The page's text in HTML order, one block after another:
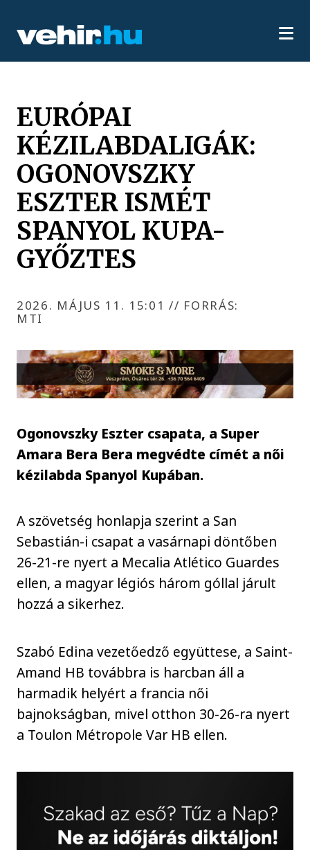
EURÓPAI
KÉZILABDALIGÁK:
OGONOVSZKY
ESZTER ISMÉT
SPANYOL KUPA-
GYŐZTES
2026. MÁJUS 11. 15:01// FORRÁS:
MTI
Ogonovszky Eszter csapata, a Super
Amara Bera Bera megvédte címét a női
kézilabda Spanyol Kupában.
A szövetség honlapja szerint a San
Sebastián-i csapat a vasárnapi döntőben
26-21-re nyert a Mecalia Atlético Guardes
ellen, a magyar légiós három góllal járult
hozzá a sikerhez.
Szabó Edina vezetőedző együttese, a Saint-
Amand HB továbbra is harcban áll a
harmadik helyért a francia női
bajnokságban, mivel otthon 30-26-ra nyert
a Toulon Métropole Var HB ellen.